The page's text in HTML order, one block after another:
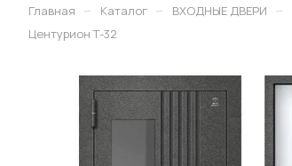
Главная – Каталог – ВХОДНЫЕ ДВЕРИ –
Центурион Т-32